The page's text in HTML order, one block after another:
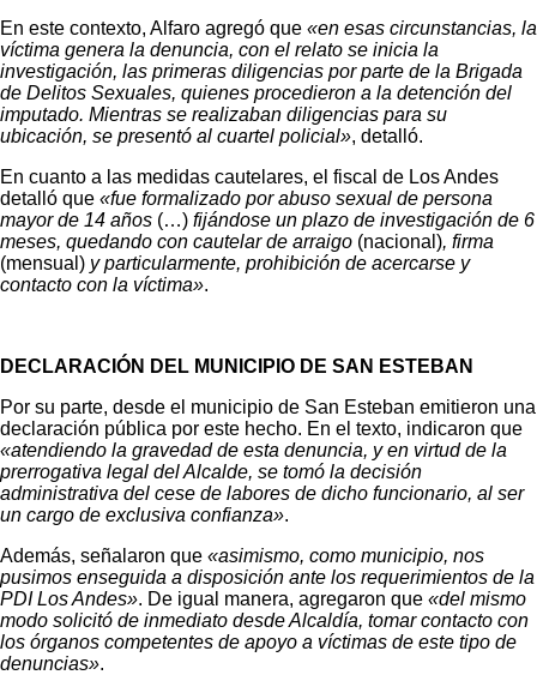
En este contexto, Alfaro agregó que «en esas circunstancias, la
víctima genera la denuncia, con el relato se inicia la
investigación, las primeras diligencias por parte de la Brigada
de Delitos Sexuales, quienes procedieron a la detención del
imputado. Mientras se realizaban diligencias para su
ubicación, se presentó al cuartel policial», detalló.
En cuanto a las medidas cautelares, el fiscal de Los Andes
detalló que «fue formalizado por abuso sexual de persona
mayor de 14 años (…) fijándose un plazo de investigación de 6
meses, quedando con cautelar de arraigo (nacional), firma
(mensual) y particularmente, prohibición de acercarse y
contacto con la víctima».
DECLARACIÓN DEL MUNICIPIO DE SAN ESTEBAN
Por su parte, desde el municipio de San Esteban emitieron una
declaración pública por este hecho. En el texto, indicaron que
«atendiendo la gravedad de esta denuncia, y en virtud de la
prerrogativa legal del Alcalde, se tomó la decisión
administrativa del cese de labores de dicho funcionario, al ser
un cargo de exclusiva confianza».
Además, señalaron que «asimismo, como municipio, nos
pusimos enseguida a disposición ante los requerimientos de la
PDI Los Andes». De igual manera, agregaron que «del mismo
modo solicitó de inmediato desde Alcaldía, tomar contacto con
los órganos competentes de apoyo a víctimas de este tipo de
denuncias».